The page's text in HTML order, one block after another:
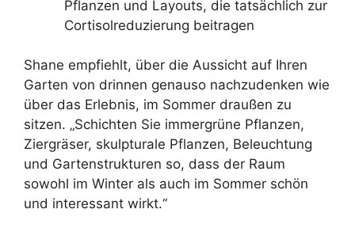
Pflanzen und Layouts, die tatsächlich zur
Cortisolreduzierung beitragen
Shane empfiehlt, über die Aussicht auf Ihren
Garten von drinnen genauso nachzudenken wie
über das Erlebnis, im Sommer draußen zu
sitzen. „Schichten Sie immergrüne Pflanzen,
Ziergräser, skulpturale Pflanzen, Beleuchtung
und Gartenstrukturen so, dass der Raum
sowohl im Winter als auch im Sommer schön
und interessant wirkt.“